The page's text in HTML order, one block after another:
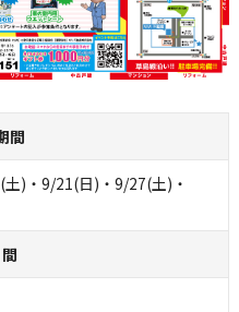
間
)・9/21(日)・9/27(土)・